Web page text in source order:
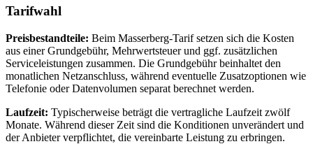
Tarifwahl
Preisbestandteile: Beim Masserberg‑Tarif setzen sich die Kosten
aus einer Grundgebühr, Mehrwertsteuer und ggf. zusätzlichen
Serviceleistungen zusammen. Die Grundgebühr beinhaltet den
monatlichen Netzanschluss, während eventuelle Zusatzoptionen wie
Telefonie oder Datenvolumen separat berechnet werden.
Laufzeit: Typischerweise beträgt die vertragliche Laufzeit zwölf
Monate. Während dieser Zeit sind die Konditionen unverändert und
der Anbieter verpflichtet, die vereinbarte Leistung zu erbringen.